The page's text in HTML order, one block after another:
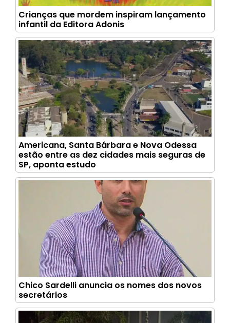
Crianças que mordem inspiram lançamento
infantil da Editora Adonis
Americana, Santa Bárbara e Nova Odessa
estão entre as dez cidades mais seguras de
SP, aponta estudo
Chico Sardelli anuncia os nomes dos novos
secretários